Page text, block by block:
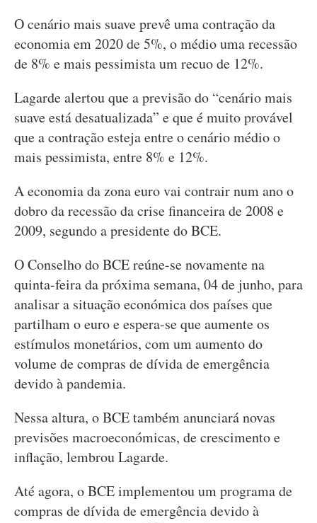
O cenário mais suave prevê uma contração da
economia em 2020 de 5%, o médio uma recessão
de 8% e mais pessimista um recuo de 12%.
Lagarde alertou que a previsão do “cenário mais
suave está desatualizada” e que é muito provável
que a contração esteja entre o cenário médio o
mais pessimista, entre 8% e 12%.
A economia da zona euro vai contrair num ano o
dobro da recessão da crise financeira de 2008 e
2009, segundo a presidente do BCE.
O Conselho do BCE reúne-se novamente na
quinta-feira da próxima semana, 04 de junho, para
analisar a situação económica dos países que
partilham o euro e espera-se que aumente os
estímulos monetários, com um aumento do
volume de compras de dívida de emergência
devido à pandemia.
Nessa altura, o BCE também anunciará novas
previsões macroeconómicas, de crescimento e
inflação, lembrou Lagarde.
Até agora, o BCE implementou um programa de
compras de dívida de emergência devido à